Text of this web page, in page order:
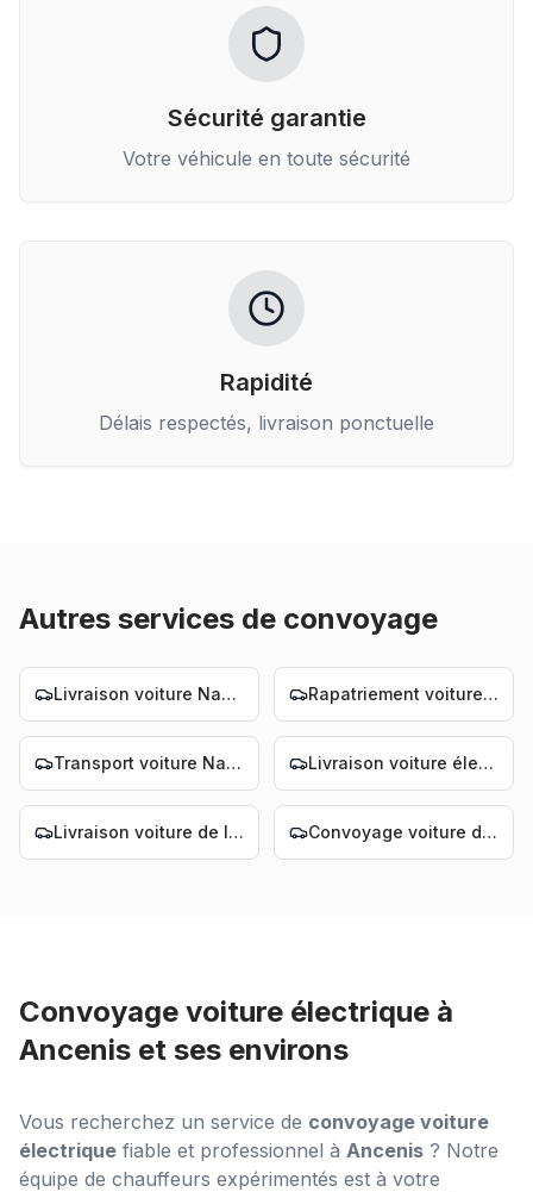
Sécurité garantie
Votre véhicule en toute sécurité
Rapidité
Délais respectés, livraison ponctuelle
Autres services de convoyage
Livraison voiture Nantes Rapatriement voiture Nantes
Transport voiture Nantes Livraison voiture électrique Nantes
Livraison voiture de luxe Nantes Convoyage voiture de luxe Nantes
Convoyage voiture électrique à
Ancenis et ses environs
Vous recherchez un service de convoyage voiture
électrique fiable et professionnel à Ancenis ? Notre
équipe de chauffeurs expérimentés est à votre